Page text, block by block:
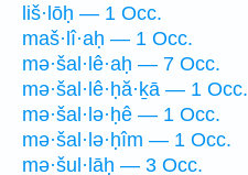
liš·lōḥ — 1 Occ.
maš·lî·aḥ — 1 Occ.
mə·šal·lê·aḥ — 7 Occ.
mə·šal·lê·ḥă·ḵā — 1 Occ.
mə·šal·lə·ḥê — 1 Occ.
mə·šal·lə·ḥîm — 1 Occ.
mə·šul·lāḥ — 3 Occ.